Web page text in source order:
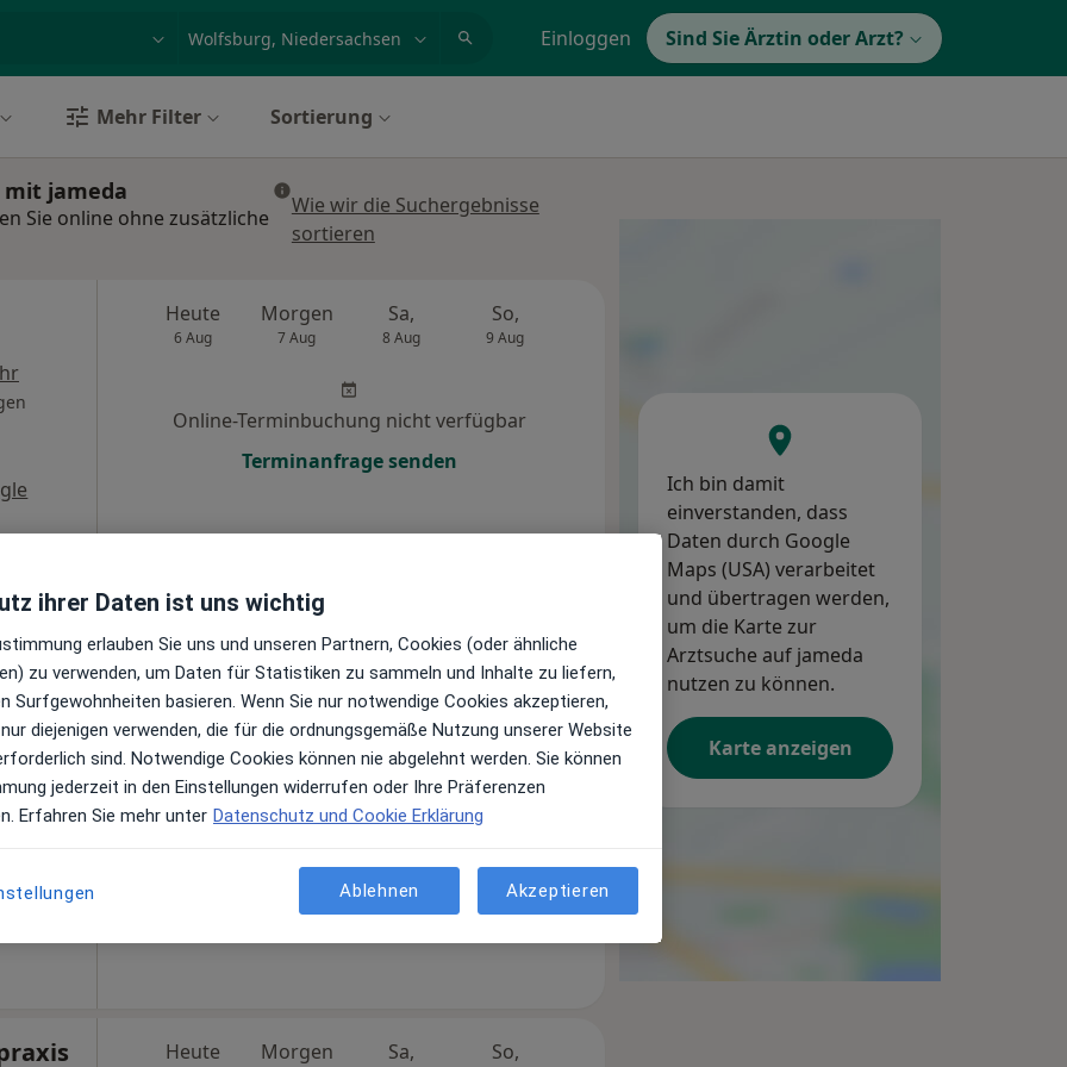
Einloggen Sind Sie Ärztin oder Arzt?
Mehr Filter Sortierung
jameda
Sie online ohne zusätzliche
Wie wir die Suchergebnisse
sortieren
Heute
6 Aug
Morgen
7 Aug
Sa,
8 Aug
So,
9 Aug
Online-Terminbuchung nicht verfügbar
Terminanfrage senden
Heute
6 Aug
Morgen
7 Aug
Sa,
8 Aug
So,
9 Aug
Mo,
10 Aug
Di, Mi,
Online-Terminbuchung nicht verfügbar
Terminanfrage senden
Heute Morgen Sa, So,
Ich bin damit
einverstanden, dass
Daten durch Google
Maps (USA) verarbeitet
und übertragen werden,
um die Karte zur
Arztsuche auf jameda
nutzen zu können.
Karte anzeigen
ihrer Daten ist uns wichtig
erlauben Sie uns und unseren Partnern, Cookies (oder ähnliche
zu verwenden, um Daten für Statistiken zu sammeln und Inhalte zu liefern,
Surfgewohnheiten basieren. Wenn Sie nur notwendige Cookies akzeptieren,
diejenigen verwenden, die für die ordnungsgemäße Nutzung unserer Website
sind. Notwendige Cookies können nie abgelehnt werden. Sie können
jederzeit in den Einstellungen widerrufen oder Ihre Präferenzen
Erfahren Sie mehr unter Datenschutz und Cookie Erklärung
Ablehnen Akzeptieren